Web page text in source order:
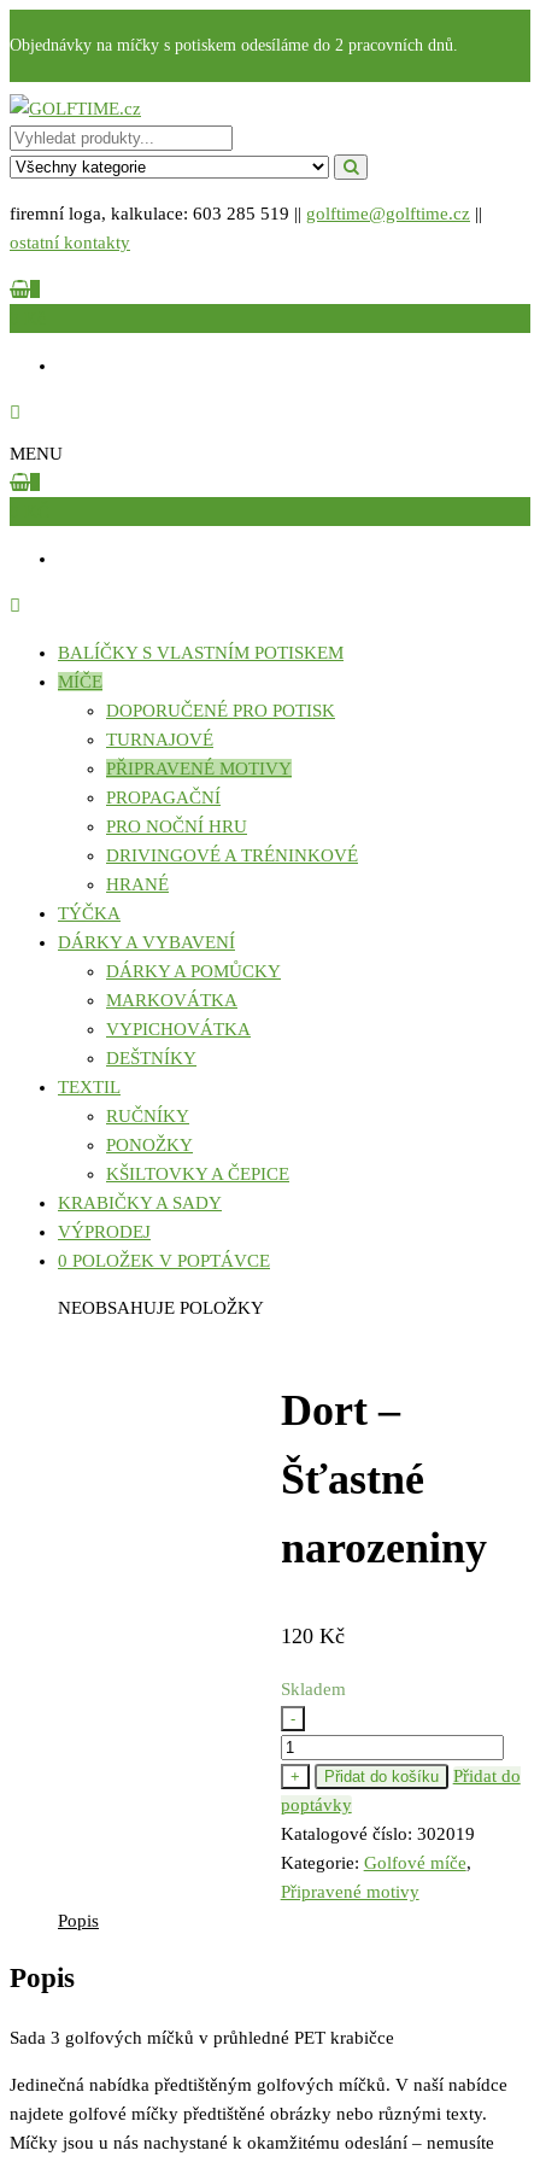
na
obsah
Objednávky na míčky s potiskem odesíláme do 2 pracovních dnů.
GOLFTIME.cz
Golfové reklamní předměty s potiskem
firemní loga, kalkulace: 603 285 519 || golftime@golftime.cz ||
ostatní kontakty
MENU
BALÍČKY S VLASTNÍM POTISKEM
MÍČE
DOPORUČENÉ PRO POTISK
TURNAJOVÉ
PŘIPRAVENÉ MOTIVY
PROPAGAČNÍ
PRO NOČNÍ HRU
DRIVINGOVÉ A TRÉNINKOVÉ
HRANÉ
TÝČKA
DÁRKY A VYBAVENÍ
DÁRKY A POMŮCKY
MARKOVÁTKA
VYPICHOVÁTKA
DEŠTNÍKY
TEXTIL
RUČNÍKY
PONOŽKY
KŠILTOVKY A ČEPICE
KRABIČKY A SADY
VÝPRODEJ
0 POLOŽEK V POPTÁVCE
NEOBSAHUJE POLOŽKY
Dort –
Šťastné
narozeniny
120 Kč
Skladem
-
Dort
Šťastné
narozeniny
množství
+ Přidat do košíku
Přidat do
poptávky
Katalogové číslo: 302019
Kategorie: Golfové míče,
Připravené motivy
Popis
Popis
Sada 3 golfových míčků v průhledné PET krabičce
Jedinečná nabídka předtištěným golfových míčků. V naší nabídce
najdete golfové míčky předtištěné obrázky nebo různými texty.
Míčky jsou u nás nachystané k okamžitému odeslání – nemusíte